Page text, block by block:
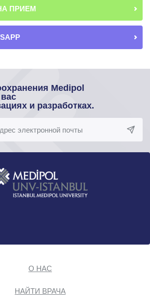
ПРИЕМ
Medipol
и разработках.
О НАС
НАЙТИ ВРАЧА